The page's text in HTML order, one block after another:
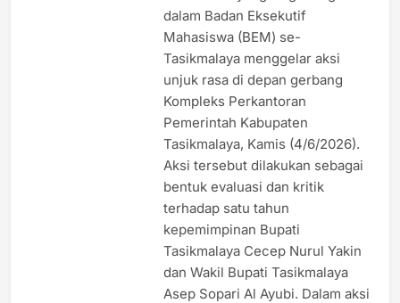
dalam Badan Eksekutif
Mahasiswa (BEM) se-
Tasikmalaya menggelar aksi
unjuk rasa di depan gerbang
Kompleks Perkantoran
Pemerintah Kabupaten
Tasikmalaya, Kamis (4/6/2026).
Aksi tersebut dilakukan sebagai
bentuk evaluasi dan kritik
terhadap satu tahun
kepemimpinan Bupati
Tasikmalaya Cecep Nurul Yakin
dan Wakil Bupati Tasikmalaya
Asep Sopari Al Ayubi. Dalam aksi